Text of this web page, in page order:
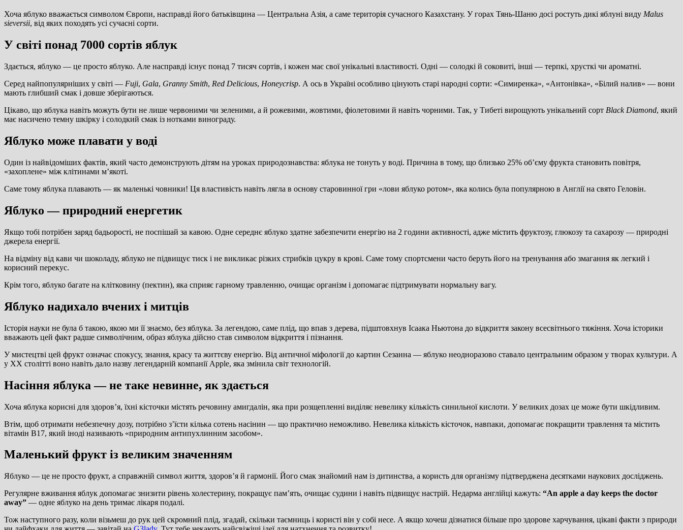
Хоча яблуко вважається символом Європи, насправді його батьківщина — Центральна Азія, а саме територія сучасного Казахстану. У горах Тянь-Шаню досі ростуть дикі яблуні виду Malus
sieversii, від яких походять усі сучасні сорти.
У світі понад 7000 сортів яблук
Здається, яблуко — це просто яблуко. Але насправді існує понад 7 тисяч сортів, і кожен має свої унікальні властивості. Одні — солодкі й соковиті, інші — терпкі, хрусткі чи ароматні.
Серед найпопулярніших у світі — Fuji, Gala, Granny Smith, Red Delicious, Honeycrisp. А ось в Україні особливо цінують старі народні сорти: «Симиренка», «Антонівка», «Білий налив» — вони
мають глибший смак і довше зберігаються.
Цікаво, що яблука навіть можуть бути не лише червоними чи зеленими, а й рожевими, жовтими, фіолетовими й навіть чорними. Так, у Тибеті вирощують унікальний сорт Black Diamond, який
має насичено темну шкірку і солодкий смак із нотками винограду.
Яблуко може плавати у воді
Один із найвідоміших фактів, який часто демонструють дітям на уроках природознавства: яблука не тонуть у воді. Причина в тому, що близько 25% об’єму фрукта становить повітря,
«захоплене» між клітинами м’якоті.
Саме тому яблука плавають — як маленькі човники! Ця властивість навіть лягла в основу старовинної гри «лови яблуко ротом», яка колись була популярною в Англії на свято Геловін.
Яблуко — природний енергетик
Якщо тобі потрібен заряд бадьорості, не поспішай за кавою. Одне середнє яблуко здатне забезпечити енергію на 2 години активності, адже містить фруктозу, глюкозу та сахарозу — природні
джерела енергії.
На відміну від кави чи шоколаду, яблуко не підвищує тиск і не викликає різких стрибків цукру в крові. Саме тому спортсмени часто беруть його на тренування або змагання як легкий і
корисний перекус.
Крім того, яблуко багате на клітковину (пектин), яка сприяє гарному травленню, очищає організм і допомагає підтримувати нормальну вагу.
Яблуко надихало вчених і митців
Історія науки не була б такою, якою ми її знаємо, без яблука. За легендою, саме плід, що впав з дерева, підштовхнув Ісаака Ньютона до відкриття закону всесвітнього тяжіння. Хоча історики
вважають цей факт радше символічним, образ яблука дійсно став символом відкриття і пізнання.
У мистецтві цей фрукт означає спокусу, знання, красу та життєву енергію. Від античної міфології до картин Сезанна — яблуко неодноразово ставало центральним образом у творах культури. А
у ХХ столітті воно навіть дало назву легендарній компанії Apple, яка змінила світ технологій.
Насіння яблука — не таке невинне, як здається
Хоча яблука корисні для здоров’я, їхні кісточки містять речовину амигдалін, яка при розщепленні виділяє невелику кількість синильної кислоти. У великих дозах це може бути шкідливим.
Втім, щоб отримати небезпечну дозу, потрібно з’їсти кілька сотень насінин — що практично неможливо. Невелика кількість кісточок, навпаки, допомагає покращити травлення та містить
вітамін B17, який іноді називають «природним антипухлинним засобом».
Маленький фрукт із великим значенням
Яблуко — це не просто фрукт, а справжній символ життя, здоров’я й гармонії. Його смак знайомий нам із дитинства, а користь для організму підтверджена десятками наукових досліджень.
Регулярне вживання яблук допомагає знизити рівень холестерину, покращує пам’ять, очищає судини і навіть підвищує настрій. Недарма англійці кажуть: “An apple a day keeps the doctor
away” — одне яблуко на день тримає лікаря подалі.
Тож наступного разу, коли візьмеш до рук цей скромний плід, згадай, скільки таємниць і користі він у собі несе. А якщо хочеш дізнатися більше про здорове харчування, цікаві факти з природи